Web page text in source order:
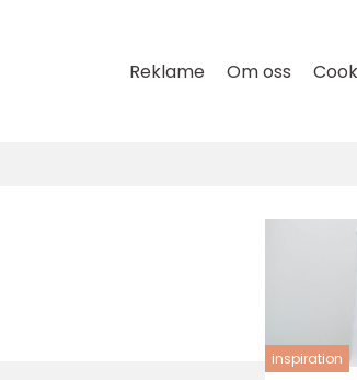
Reklame Om oss
inspiration